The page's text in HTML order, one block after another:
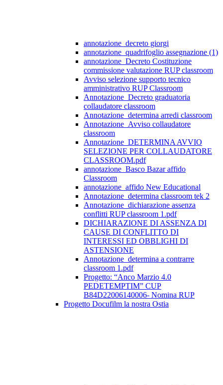
annotazione_decreto giorgi
annotazione_quadrifoglio assegnazione (1)
annotazione_Decreto Costituzione
commissione valutazione RUP classroom
Avviso selezione supporto tecnico
amministrativo RUP Classroom
Annotazione_Decreto graduatoria
collaudatore classroom
Annotazione_determina arredi classroom
Annotazione_Avviso collaudatore
classroom
Annotazione_DETERMINA AVVIO
SELEZIONE PER COLLAUDATORE
CLASSROOM.pdf
annotazione_Basco Bazar affido
Classroom
annotazione_affido New Educational
Annotazione_determina classroom tek 2
Annotazione_dichiarazione assenza
conflitti RUP classroom 1.pdf
DICHIARAZIONE DI ASSENZA DI
CAUSE DI CONFLITTO DI
INTERESSI ED OBBLIGHI DI
ASTENSIONE
Annotazione_determina a contrarre
classroom 1.pdf
Progetto: “Anco Marzio 4.0
PEDETEMPTIM” CUP
B84D22006140006- Nomina RUP
Progetto Docufilm la nostra Ostia